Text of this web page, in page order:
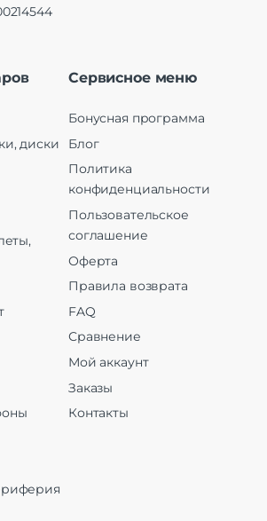
диски
Сервисное меню
Бонусная программа
Блог
Политика
конфиденциальности
Пользовательское
соглашение
Оферта
Правила возврата
FAQ
Сравнение
Мой аккаунт
Заказы
Контакты